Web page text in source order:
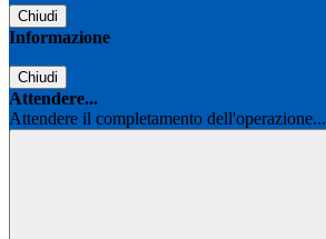
Chiudi
Informazione
Chiudi
Attendere...
Attendere il completamento dell'operazione...